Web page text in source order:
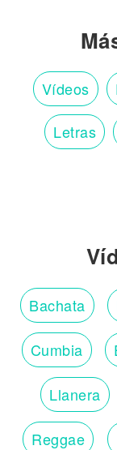
Vídeos
Letras
Bachata
Cumbia
Llanera
Reggae